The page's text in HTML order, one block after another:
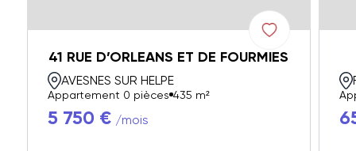
41 RUE D’ORLEANS ET DE FOURMIES
AVESNES SUR HELPE
Appartement 0 pièces 435 m²
5 750 € /mois